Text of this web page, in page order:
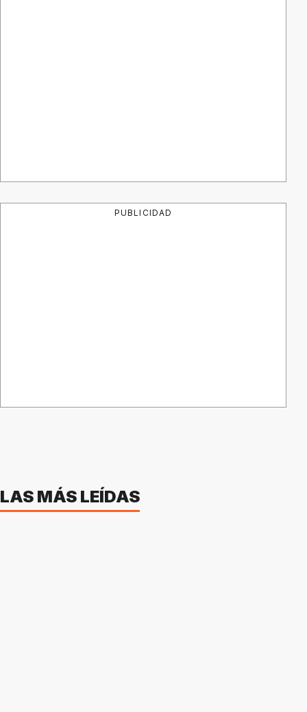
PUBLICIDAD
LAS MÁS LEÍDAS